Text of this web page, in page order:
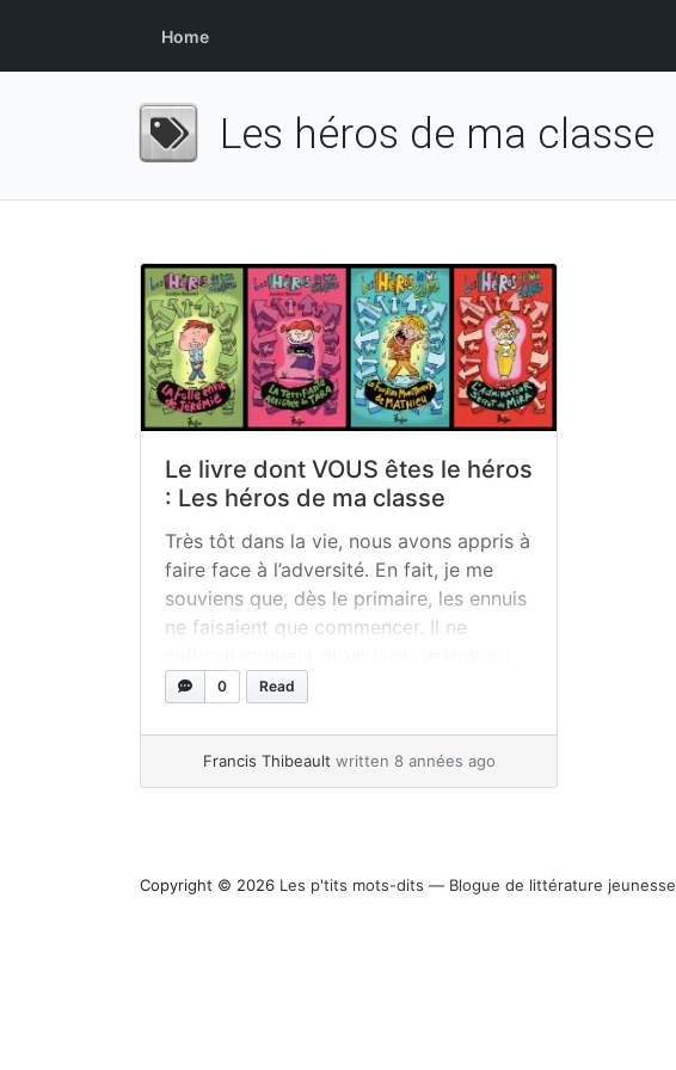
Home
Les héros de ma classe
Le livre dont VOUS êtes le héros
: Les héros de ma classe
Très tôt dans la vie, nous avons appris à
faire face à l’adversité. En fait, je me
souviens que, dès le primaire, les ennuis
ne faisaient que commencer. Il ne
qu’un geste inapproprié pour que l’on
ridicules qui soit, puis... »read more
0 Read
Francis Thibeault written 8 années ago
Copyright © 2026 Les p'tits mots-dits ― Blogue de littérature jeunesse